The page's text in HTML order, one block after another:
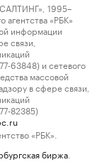
1995–
«РБК»
информации
связи,
63848) и сетевого
массовой
в сфере связи,
82385)
«РБК».
биржа